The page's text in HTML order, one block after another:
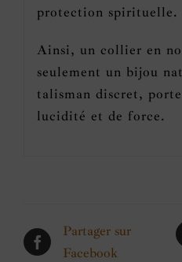
protection spirituelle.
Ainsi, un collier en
seulement un bijou
talisman discret,
lucidité et de force.
Partager sur
Facebook